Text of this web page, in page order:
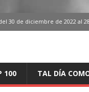
30 de diciembre de 2022 al
100 TAL DÍA